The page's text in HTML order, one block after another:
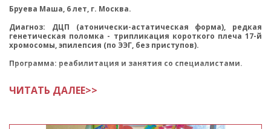
Бруева Маша, 6 лет, г. Москва.
Диагноз: ДЦП (атонически-астатическая форма), редкая
генетическая поломка - трипликация короткого плеча 17-й
хромосомы, эпилепсия (по ЭЭГ, без приступов).
Программа: реабилитация и занятия со специалистами.
ЧИТАТЬ ДАЛЕЕ>>